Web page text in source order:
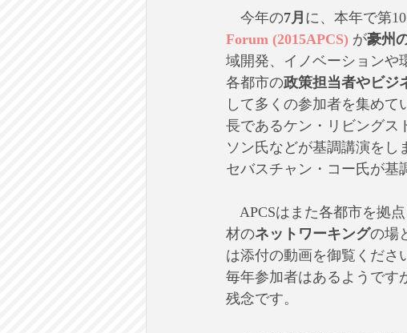
今年の7月 に、本年で第
Forum (2015APCS) が豪州
域開発、イノベーションや
各都市の政策担当者やビジ
して多くの参加者を集め
長であるケン・リビングス
ソン氏などが基調講演をし
セバスチャン・コー氏が基
APCSはまた各都市を拠
材のネットワーキングの場
は添付の動画を御覧くださ
毎年参加者はあるようです
残念です。